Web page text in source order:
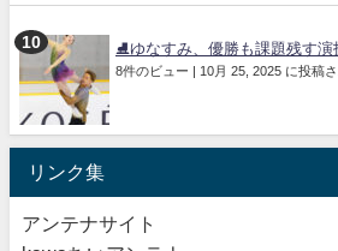
⛸️ゆなすみ、優勝も課題残す演
8件のビュー | 10月 25, 2025 に投稿
リンク集
アンテナサイト